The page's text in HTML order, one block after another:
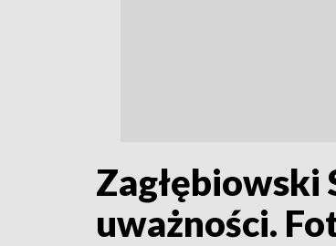
Zagłębiowski
uważności.